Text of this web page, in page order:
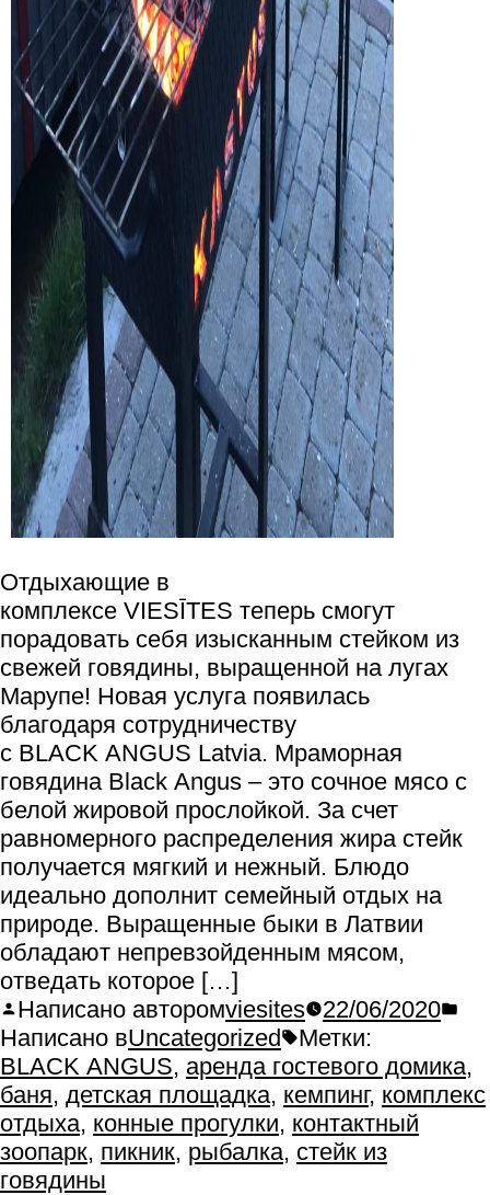
Отдыхающие в
комплексе VIESĪTES теперь смогут
порадовать себя изысканным стейком из
свежей говядины, выращенной на лугах
Марупе! Новая услуга появилась
благодаря сотрудничеству
с BLACK ANGUS Latvia. Мраморная
говядина Black Angus – это сочное мясо с
белой жировой прослойкой. За счет
равномерного распределения жира стейк
получается мягкий и нежный. Блюдо
идеально дополнит семейный отдых на
природе. Выращенные быки в Латвии
обладают непревзойденным мясом,
отведать которое […]
Написано авторомviesites
22/06/2020
Написано вUncategorized
Метки:
BLACK ANGUS, аренда гостевого домика,
баня, детская площадка, кемпинг, комплекс
отдыха, конные прогулки, контактный
зоопарк, пикник, рыбалка, стейк из
говядины